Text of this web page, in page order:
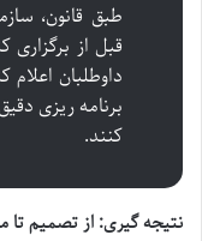
طبق قانون،
قبل از برگزاری
داوطلبان اعلام
برنامه ریزی
کنند.
نتیجه گیری: از تصمیم